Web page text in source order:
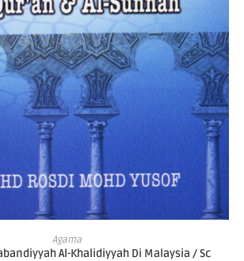
ADD TO BASKET
Agama
Al-Khalidiyyah Di Malaysia / Sc